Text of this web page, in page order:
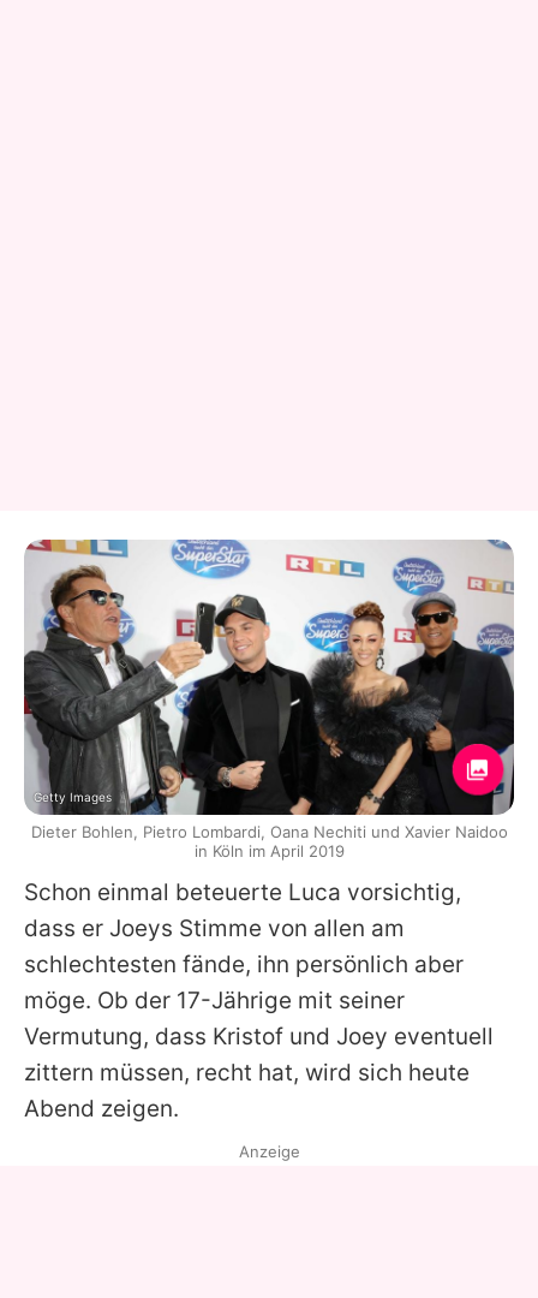
Schon einmal beteuerte Luca vorsichtig,
dass er Joeys Stimme von allen am
schlechtesten fände, ihn persönlich aber
möge. Ob der 17-Jährige mit seiner
Vermutung, dass Kristof und Joey eventuell
zittern müssen, recht hat, wird sich heute
Abend zeigen.
Getty Images
Dieter Bohlen, Pietro Lombardi, Oana Nechiti und Xavier Naidoo
in Köln im April 2019
Anzeige